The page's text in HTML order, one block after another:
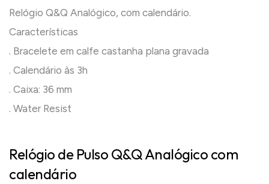
Relógio Q&Q Analógico, com calendário.
Características
. Bracelete em calfe castanha plana gravada
. Calendário às 3h
. Caixa: 36 mm
. Water Resist
Relógio de Pulso Q&Q Analógico com
calendário